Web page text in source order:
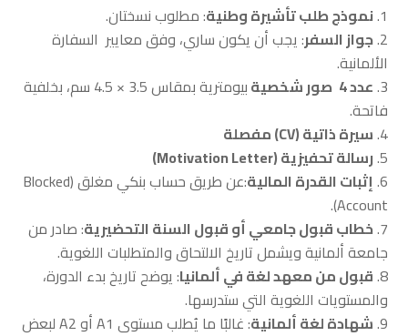
نموذج طلب تأشيرة وطنية: مطلوب نسختان.
جواز السفر: يجب أن يكون ساري، وفق معايير السفارة
الألمانية.
عدد4 صور شخصية
بيومترية بمقاس 3.5 × 4.5 سم، بخلفية
فاتحة.
سيرة ذاتية(CV)
مفصلة
رسالة تحفيزية(Motivation Letter)
إثبات القدرة المالية
:عن طريق حساب بنكي مغلق (Blocked
Account).
خطاب قبول جامعي أو قبول السنة التحضيرية: صادر من
جامعة ألمانية ويشمل تاريخ الالتحاق والمتطلبات اللغوية.
قبول من معهد لغة في ألمانيا: يوضح تاريخ بدء الدورة،
والمستويات اللغوية التي ستدرسها.
شهادة لغة ألمانية
: غالبًا ما يُطلب مستوى A1 أو A2 لبعض